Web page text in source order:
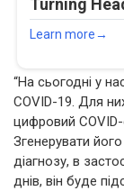
“На сьогодні у
COVID-19. Для
цифровий COVID-
Згенерувати
діагнозу, в
днів, він буде